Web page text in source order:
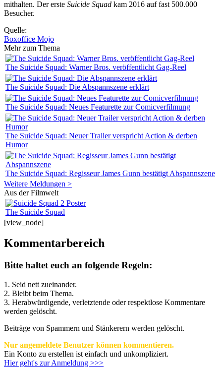
mithalten. Der erste Suicide Squad kam 2016 auf fast 500.000
Besucher.
Quelle:
Boxoffice Mojo
Mehr zum Thema
The Suicide Squad: Warner Bros. veröffentlicht Gag-Reel
The Suicide Squad: Die Abspannszene erklärt
The Suicide Squad: Neues Featurette zur Comicverfilmung
The Suicide Squad: Neuer Trailer verspricht Action & derben
Humor
The Suicide Squad: Regisseur James Gunn bestätigt Abspannszene
Weitere Meldungen >
Aus der Filmwelt
The Suicide Squad
[view_node]
Kommentarbereich
Bitte haltet euch an folgende Regeln:
1. Seid nett zueinander.
2. Bleibt beim Thema.
3. Herabwürdigende, verletztende oder respektlose Kommentare
werden gelöscht.
Beiträge von Spammern und Stänkerern werden gelöscht.
Nur angemeldete Benutzer können kommentieren.
Ein Konto zu erstellen ist einfach und unkompliziert.
Hier geht's zur Anmeldung >>>